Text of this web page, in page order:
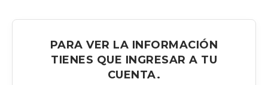
PARA VER LA INFORMACIÓN
TIENES QUE INGRESAR A TU
CUENTA.